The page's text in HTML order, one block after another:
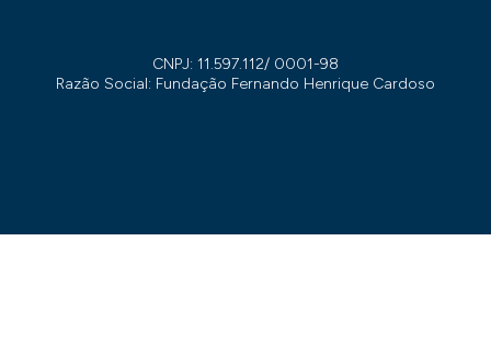
CNPJ: 11.597.112/ 0001-98
Razão Social: Fundação Fernando Henrique Cardoso